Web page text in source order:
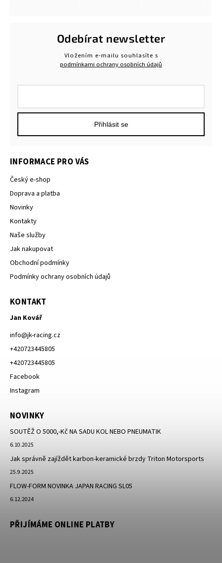
INFORMACE PRO VÁS
Český e-shop
Doprava a platba
Novinky
Kontakty
Naše služby
Jak nakupovat
Obchodní podmínky
Podmínky ochrany osobních údajů
KONTAKT
Jan Kovář
info@jk-racing.cz
+420723445805
+420723445805
Facebook
Instagram
NOVINKY
SOUTĚŽ O 5000,-Kč NA SADU KOL NEBO PNEUMATIK
6.10.2025
Jak správně zajíždět karbon-keramické brzdy Triton Motorsports
25.9.2025
FLOW-FORM NOVINKA JAPAN RACING SL05
6.12.2024
PŘIJÍMÁME ONLINE PLATBY
Odebírat newsletter
Vložením e-mailu souhlasíte s
podmínkami ochrany osobních údajů
Přihlásit se